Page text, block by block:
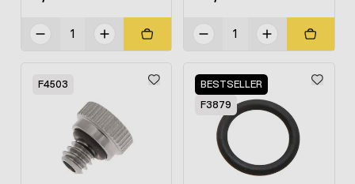
F4503
BESTSELLER
F3879